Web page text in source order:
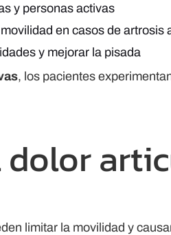
y personas activas
en casos de artrosis
y mejorar la pisada
, los pacientes
limitar la movilidad y